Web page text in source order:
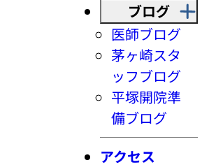
ブログ
医師ブログ
茅ヶ崎スタ
ッフブログ
平塚開院準
備ブログ
アクセス